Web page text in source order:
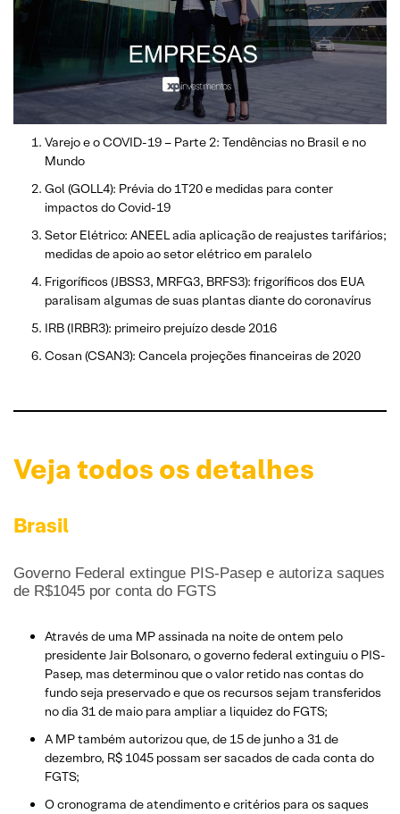
Varejo e o COVID-19 – Parte 2: Tendências no Brasil e no
Mundo
Gol (GOLL4): Prévia do 1T20 e medidas para conter
impactos do Covid-19
Setor Elétrico: ANEEL adia aplicação de reajustes tarifários;
medidas de apoio ao setor elétrico em paralelo
Frigoríficos (JBSS3, MRFG3, BRFS3): frigoríficos dos EUA
paralisam algumas de suas plantas diante do coronavírus
IRB (IRBR3): primeiro prejuízo desde 2016
Cosan (CSAN3): Cancela projeções financeiras de 2020
Veja todos os detalhes
Brasil
Governo Federal extingue PIS-Pasep e autoriza saques
de R$1045 por conta do FGTS
Através de uma MP assinada na noite de ontem pelo
presidente Jair Bolsonaro, o governo federal extinguiu o PIS-
Pasep, mas determinou que o valor retido nas contas do
fundo seja preservado e que os recursos sejam transferidos
no dia 31 de maio para ampliar a liquidez do FGTS;
A MP também autorizou que, de 15 de junho a 31 de
dezembro, R$ 1045 possam ser sacados de cada conta do
FGTS;
O cronograma de atendimento e critérios para os saques